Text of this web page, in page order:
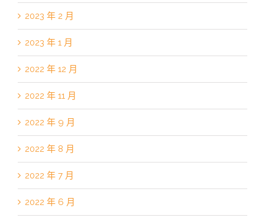
2023 年 2 月
2023 年 1 月
2022 年 12 月
2022 年 11 月
2022 年 9 月
2022 年 8 月
2022 年 7 月
2022 年 6 月